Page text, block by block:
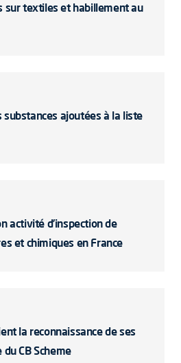
sur textiles et habillement au
substances ajoutées à la liste
activité d’inspection de
et chimiques en France
la reconnaissance de ses
CB Scheme